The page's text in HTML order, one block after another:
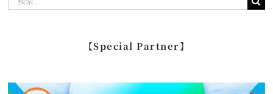
【Special Partner】